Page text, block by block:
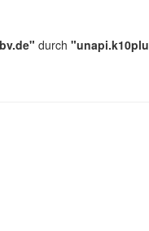
durch